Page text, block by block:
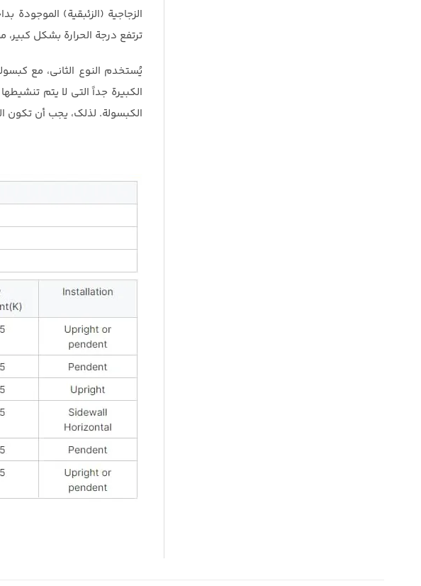
الزجاجية (الزئبقية)
ترتفع درجة الحرارة بشكل
يُستخدم النوع الثاني، مع
الكبيرة جداً التي لا يتم
الكبسولة. لذلك، يجب أن تكون